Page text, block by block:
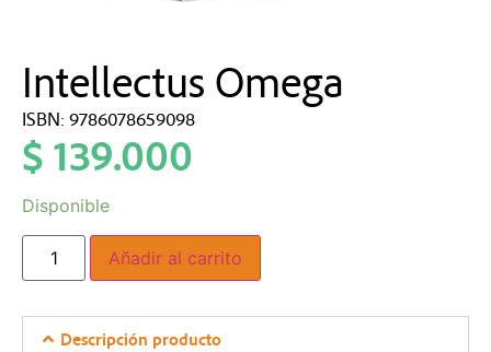
Intellectus Omega
ISBN: 9786078659098
$ 139.000
Disponible
Añadir al carrito
Descripción producto